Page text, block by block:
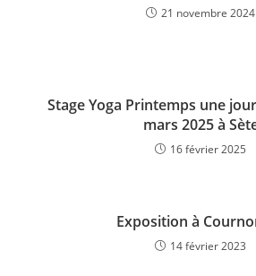
21 novembre 2024
Stage Yoga Printemps une
mars 2025 à
16 février 2025
Exposition à
14 février 2023